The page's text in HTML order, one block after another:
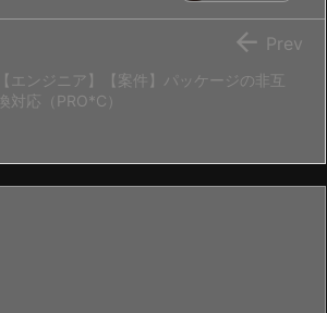
【エンジニア】【案件】パッケージの非互
換対応（PRO*C）
 Prev